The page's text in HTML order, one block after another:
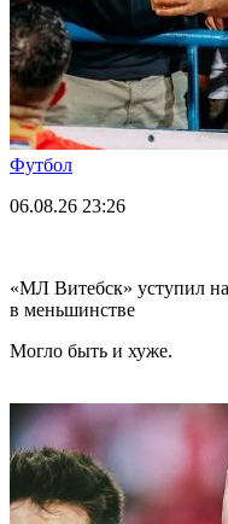
Футбол
06.08.26 23:26
«МЛ Витебск» уступил на
в меньшинстве
Могло быть и хуже.